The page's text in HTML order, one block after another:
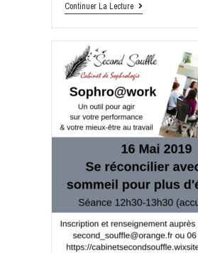
Continuer La Lecture